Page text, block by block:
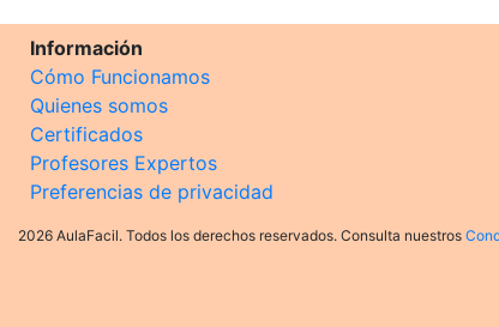
Información
Cómo Funcionamos
Quienes somos
Certificados
Profesores Expertos
Preferencias de privacidad
2026 AulaFacil. Todos los derechos reservados. Consulta nuestros